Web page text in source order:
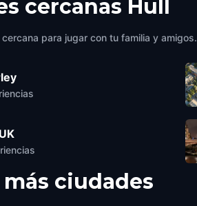
cercanas Hull
para jugar con tu familia y amigos.
ciudades